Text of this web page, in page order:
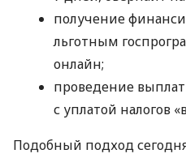
получение
льготным
онлайн;
проведение
с уплатой налогов
Подобный подход